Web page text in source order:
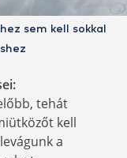
sem kell sokkal
tehát
kell
a